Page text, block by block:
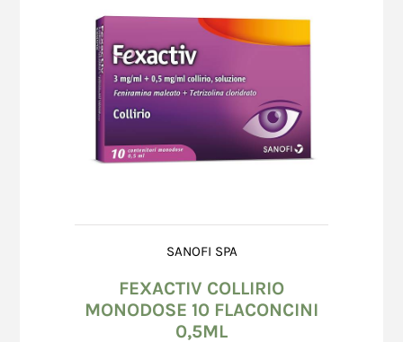
SANOFI SPA
FEXACTIV COLLIRIO
MONODOSE 10 FLACONCINI
0,5ML